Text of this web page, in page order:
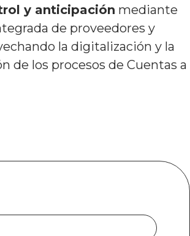
y anticipación mediante
de proveedores y
la digitalización y la
de los procesos de Cuentas a